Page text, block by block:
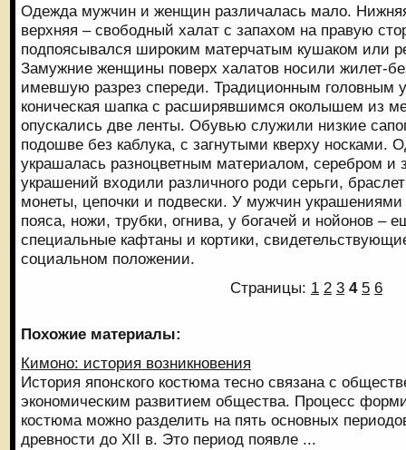
Одежда мужчин и женщин различалась мало.
верхняя – свободный халат с запахом на правую
подпоясывался широким матерчатым кушаком или
Замужние женщины поверх халатов носили жилет-
имевшую разрез спереди. Традиционным головным
коническая шапка с расширявшимся околышем из
опускались две ленты. Обувью служили низкие
подошве без каблука, с загнутыми кверху носками.
украшалась разноцветным материалом, серебром и
украшений входили различного роди серьги,
монеты, цепочки и подвески. У мужчин
пояса, ножи, трубки, огнива, у богачей и нойонов –
специальные кафтаны и кортики,
социальном положении.
Страницы: 1 2 3 4 5 6
Похожие материалы:
Кимоно: история возникновения
История японского костюма тесно связана с
экономическим развитием общества. Процесс
костюма можно разделить на пять основных
древности до XII в. Это период появле ...